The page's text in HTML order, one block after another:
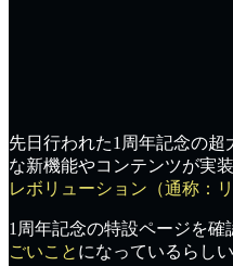
先日行われた1周年記念の超
な新機能やコンテンツが実
レボリューション（通称：リ
1周年記念の特設ページを確
ごいこと になっているらしい